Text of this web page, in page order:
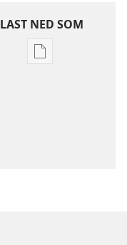
LAST NED SOM